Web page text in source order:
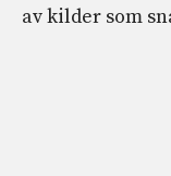
av kilder som